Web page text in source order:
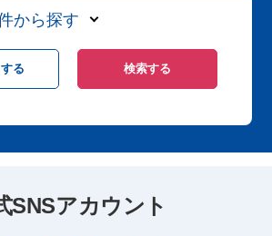
から探す
SNSアカウント